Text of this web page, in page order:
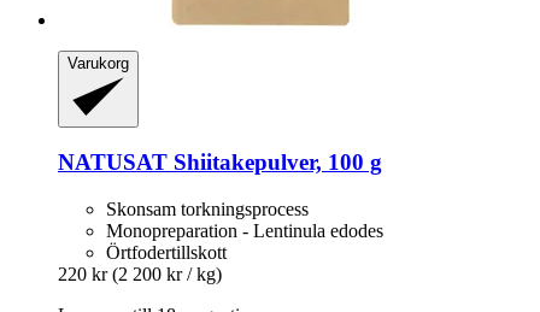
Varukorg
NATUSAT Shiitakepulver, 100 g
Skonsam torkningsprocess
Monopreparation - Lentinula edodes
Örtfodertillskott
220 kr (2 200 kr / kg)